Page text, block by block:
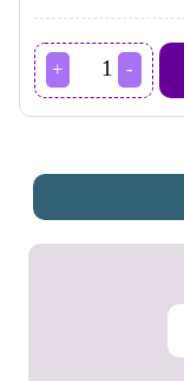
ماشین
لباسشویی
20603